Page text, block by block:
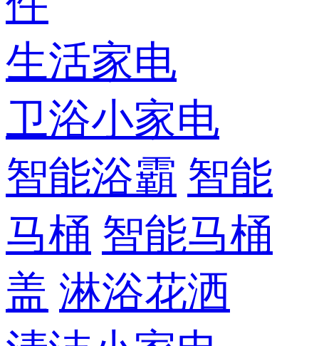
生活家电
卫浴小家电
智能浴霸 智能
马桶 智能马桶
盖 淋浴花洒